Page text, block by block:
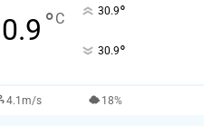
°C 30.9°
30.9°
4.1m/s 18%